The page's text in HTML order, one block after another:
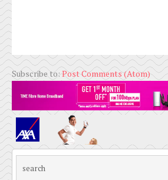
Subscribe to:Post Comments (Atom)